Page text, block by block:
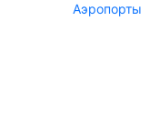
Аэропорты